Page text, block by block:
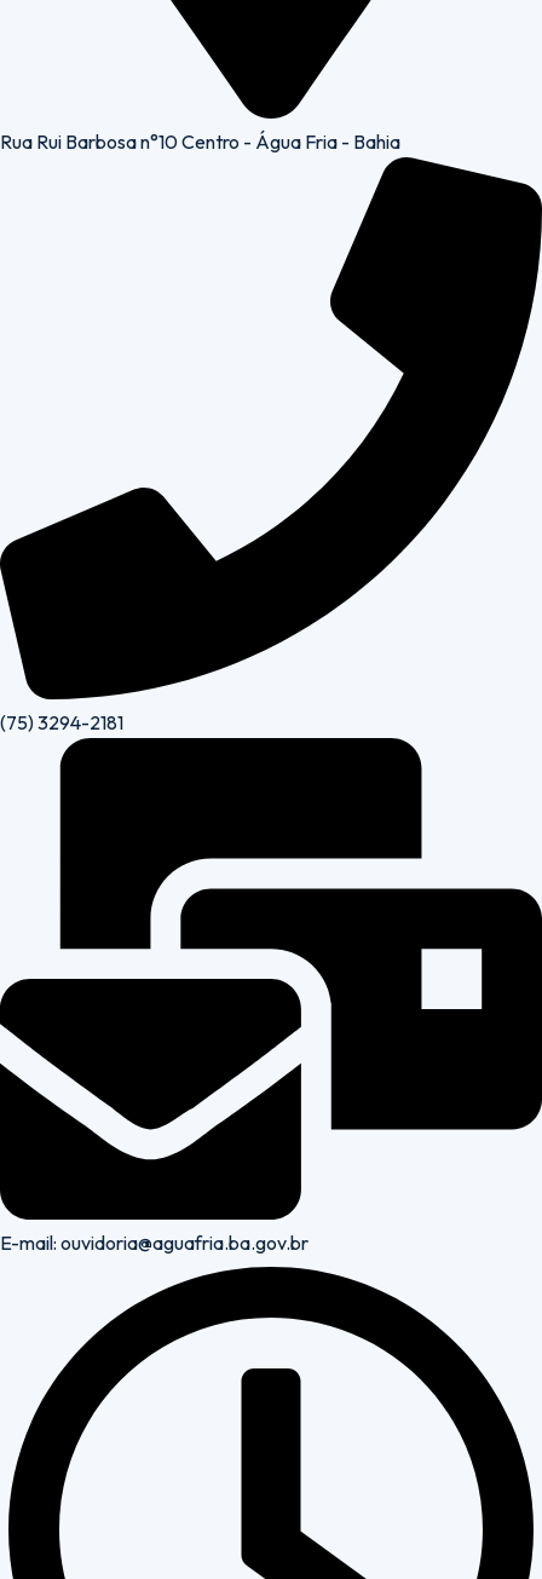
Rua Rui Barbosa n°10 Centro - Água Fria - Bahia
(75) 3294-2181
E-mail: ouvidoria@aguafria.ba.gov.br